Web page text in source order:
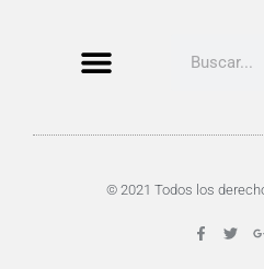
© 2021 Todos los
F
a
T
w
o